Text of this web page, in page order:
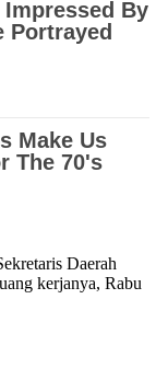
Daerah
kerjanya, Rabu